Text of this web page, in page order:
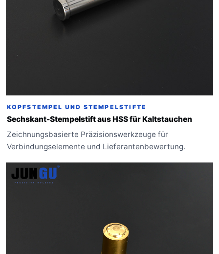
KOPFSTEMPEL UND STEMPELSTIFTE
Sechskant-Stempelstift aus HSS für Kaltstauchen
Zeichnungsbasierte Präzisionswerkzeuge für
Verbindungselemente und Lieferantenbewertung.